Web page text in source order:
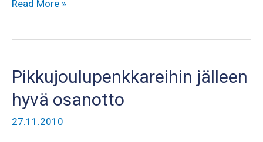
Kaikille
Read More »
Pikkujoulupenkkareihin jälleen
hyvä osanotto
27.11.2010